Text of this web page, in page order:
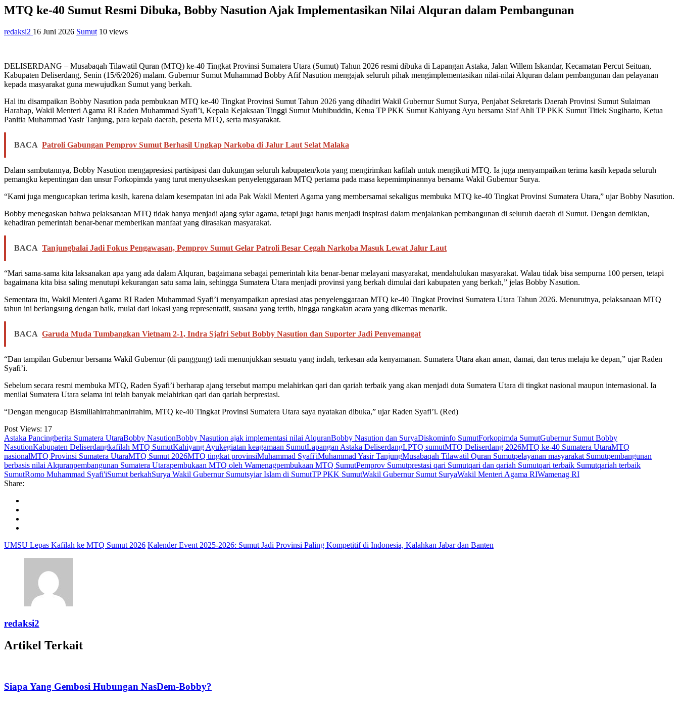
MTQ ke-40 Sumut Resmi Dibuka, Bobby Nasution Ajak Implementasikan Nilai Alquran dalam Pembangunan
redaksi2 16 Juni 2026 Sumut 10 views
DELISERDANG – Musabaqah Tilawatil Quran (MTQ) ke-40 Tingkat Provinsi Sumatera Utara (Sumut) Tahun 2026 resmi dibuka di Lapangan Astaka, Jalan Willem Iskandar, Kecamatan Percut Seituan,
Kabupaten Deliserdang, Senin (15/6/2026) malam. Gubernur Sumut Muhammad Bobby Afif Nasution mengajak seluruh pihak mengimplementasikan nilai-nilai Alquran dalam pembangunan dan pelayanan
kepada masyarakat guna mewujudkan Sumut yang berkah.
Hal itu disampaikan Bobby Nasution pada pembukaan MTQ ke-40 Tingkat Provinsi Sumut Tahun 2026 yang dihadiri Wakil Gubernur Sumut Surya, Penjabat Sekretaris Daerah Provinsi Sumut Sulaiman
Harahap, Wakil Menteri Agama RI Raden Muhammad Syafi’i, Kepala Kejaksaan Tinggi Sumut Muhibuddin, Ketua TP PKK Sumut Kahiyang Ayu bersama Staf Ahli TP PKK Sumut Titiek Sugiharto, Ketua
Panitia Muhammad Yasir Tanjung, para kepala daerah, peserta MTQ, serta masyarakat.
BACA Patroli Gabungan Pemprov Sumut Berhasil Ungkap Narkoba di Jalur Laut Selat Malaka
Dalam sambutannya, Bobby Nasution mengapresiasi partisipasi dan dukungan seluruh kabupaten/kota yang mengirimkan kafilah untuk mengikuti MTQ. Ia juga menyampaikan terima kasih kepada seluruh
pemangku kepentingan dan unsur Forkopimda yang turut menyukseskan penyelenggaraan MTQ pertama pada masa kepemimpinannya bersama Wakil Gubernur Surya.
“Kami juga mengucapkan terima kasih, karena dalam kesempatan ini ada Pak Wakil Menteri Agama yang membersamai sekaligus membuka MTQ ke-40 Tingkat Provinsi Sumatera Utara,” ujar Bobby Nasution.
Bobby menegaskan bahwa pelaksanaan MTQ tidak hanya menjadi ajang syiar agama, tetapi juga harus menjadi inspirasi dalam menjalankan pembangunan di seluruh daerah di Sumut. Dengan demikian,
kehadiran pemerintah benar-benar memberikan manfaat yang dirasakan masyarakat.
BACA Tanjungbalai Jadi Fokus Pengawasan, Pemprov Sumut Gelar Patroli Besar Cegah Narkoba Masuk Lewat Jalur Laut
“Mari sama-sama kita laksanakan apa yang ada dalam Alquran, bagaimana sebagai pemerintah kita benar-benar melayani masyarakat, mendahulukan masyarakat. Walau tidak bisa sempurna 100 persen, tetapi
bagaimana kita bisa saling menutupi kekurangan satu sama lain, sehingga Sumatera Utara menjadi provinsi yang berkah dimulai dari kabupaten yang berkah,” jelas Bobby Nasution.
Sementara itu, Wakil Menteri Agama RI Raden Muhammad Syafi’i menyampaikan apresiasi atas penyelenggaraan MTQ ke-40 Tingkat Provinsi Sumatera Utara Tahun 2026. Menurutnya, pelaksanaan MTQ
tahun ini berlangsung dengan baik, mulai dari lokasi yang representatif, suasana yang tertib, hingga rangkaian acara yang dikemas menarik.
BACA Garuda Muda Tumbangkan Vietnam 2-1, Indra Sjafri Sebut Bobby Nasution dan Suporter Jadi Penyemangat
“Dan tampilan Gubernur bersama Wakil Gubernur (di panggung) tadi menunjukkan sesuatu yang indah, terkesan ada kenyamanan. Sumatera Utara akan aman, damai, dan terus melaju ke depan,” ujar Raden
Syafi’i.
Sebelum secara resmi membuka MTQ, Raden Syafi’i berharap ajang tersebut mampu melahirkan qari dan qariah terbaik yang akan menjadi duta Sumatera Utara di tingkat nasional maupun internasional. Ia
menilai Sumatera Utara selama ini telah banyak melahirkan qari dan qariah berprestasi.
“Dengan mengucap Bismillahirrahmanirrahim, MTQ ke-40 Tingkat Provinsi Sumatera Utara saya nyatakan dibuka,” ujar Raden Syafi’i. (Red)
Post Views: 17
Astaka Pancingberita Sumatera UtaraBobby NasutionBobby Nasution ajak implementasi nilai AlquranBobby Nasution dan SuryaDiskominfo SumutForkopimda SumutGubernur Sumut Bobby
NasutionKabupaten Deliserdangkafilah MTQ SumutKahiyang Ayukegiatan keagamaan SumutLapangan Astaka DeliserdangLPTQ sumutMTQ Deliserdang 2026MTQ ke-40 Sumatera UtaraMTQ
nasionalMTQ Provinsi Sumatera UtaraMTQ Sumut 2026MTQ tingkat provinsiMuhammad Syafi'iMuhammad Yasir TanjungMusabaqah Tilawatil Quran Sumutpelayanan masyarakat Sumutpembangunan
berbasis nilai Alquranpembangunan Sumatera Utarapembukaan MTQ oleh Wamenagpembukaan MTQ SumutPemprov Sumutprestasi qari Sumutqari dan qariah Sumutqari terbaik Sumutqariah terbaik
SumutRomo Muhammad Syafi'iSumut berkahSurya Wakil Gubernur Sumutsyiar Islam di SumutTP PKK SumutWakil Gubernur Sumut SuryaWakil Menteri Agama RIWamenag RI
Share:
UMSU Lepas Kafilah ke MTQ Sumut 2026 Kalender Event 2025-2026: Sumut Jadi Provinsi Paling Kompetitif di Indonesia, Kalahkan Jabar dan Banten
redaksi2
Artikel Terkait
Siapa Yang Gembosi Hubungan NasDem-Bobby?